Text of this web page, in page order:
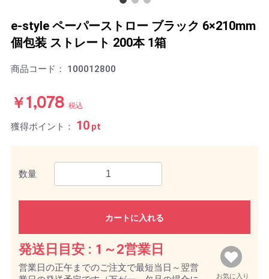
e-style ペーパーストロー ブラック 6×210mm
個包装 ストレート 200本 1箱
商品コード： 100012800
￥1,078 税込
獲得ポイント： 10 pt
数量
カートに入れる
お気に入り
発送日目安 : 1～2営業日
営業日の正午までのご注文で最短当日～翌営